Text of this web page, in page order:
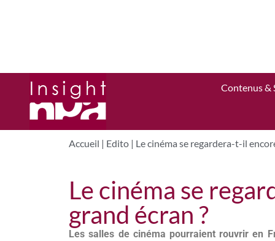
Contenus &
Accueil | Edito | Le cinéma se regardera-t-il
Le cinéma se
grand écran ?
Les salles de cinéma pourraient rouvrir en